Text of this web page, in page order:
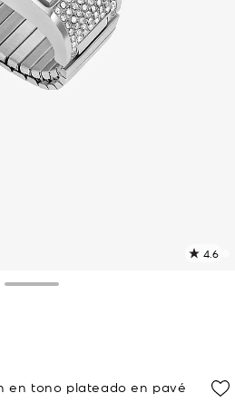
4.6
en tono plateado en pavé